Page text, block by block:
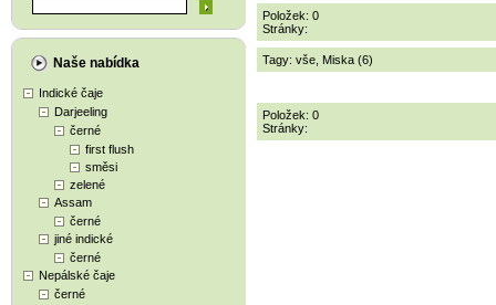
Naše nabídka
Indické čaje
Darjeeling
černé
first flush
směsi
zelené
Assam
černé
jiné indické
černé
Nepálské čaje
černé
Položek: 0
Stránky:
Tagy: vše Miska (6)
Položek: 0
Stránky: